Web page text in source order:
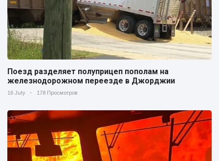
Поезд разделяет полуприцеп пополам на
железнодорожном переезде в Джорджии
16 July 178 Просмотров